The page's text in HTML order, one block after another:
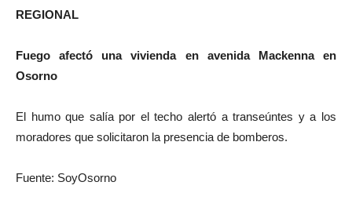
REGIONAL
Fuego afectó una vivienda en avenida Mackenna en
Osorno
El humo que salía por el techo alertó a transeúntes y a los
moradores que solicitaron la presencia de bomberos.
Fuente: SoyOsorno